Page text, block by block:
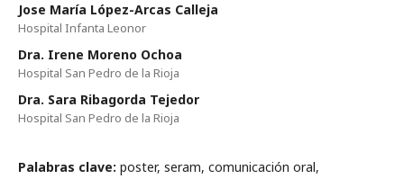
Jose María López-Arcas Calleja
Hospital Infanta Leonor
Dra. Irene Moreno Ochoa
Hospital San Pedro de la Rioja
Dra. Sara Ribagorda Tejedor
Hospital San Pedro de la Rioja
Palabras clave: poster, seram, comunicación oral,